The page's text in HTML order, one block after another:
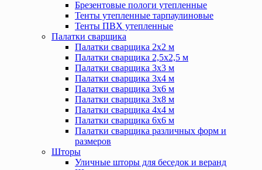
Брезентовые пологи утепленные
Тенты утепленные тарпаулиновые
Тенты ПВХ утепленные
Палатки сварщика
Палатки сварщика 2х2 м
Палатки сварщика 2,5х2,5 м
Палатки сварщика 3х3 м
Палатки сварщика 3х4 м
Палатки сварщика 3х6 м
Палатки сварщика 3х8 м
Палатки сварщика 4х4 м
Палатки сварщика 6х6 м
Палатки сварщика различных форм и
размеров
Шторы
Уличные шторы для беседок и веранд